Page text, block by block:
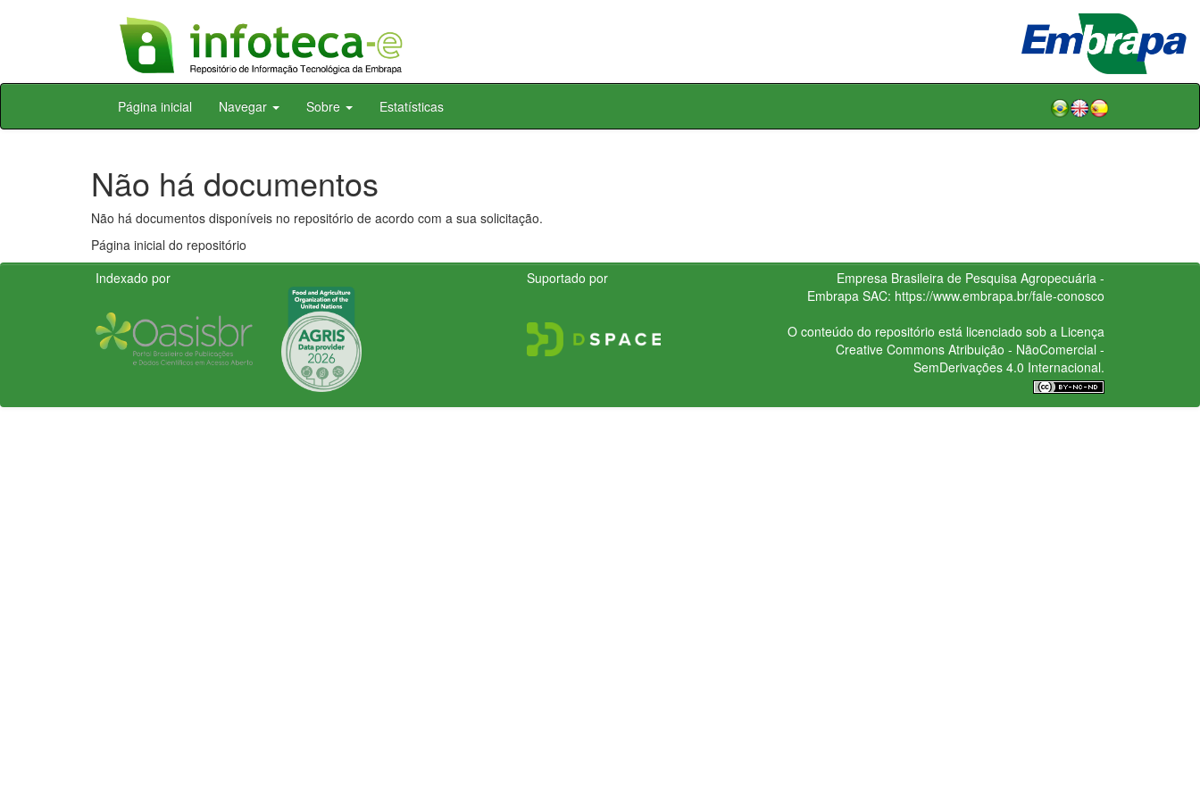
Skip
Página inicial Navegar Sobre Estatísticas
Não há documentos
Não há documentos disponíveis no repositório de acordo com a sua solicitação.
Página inicial do repositório
Indexado por
Suportado por
Empresa Brasileira de Pesquisa Agropecuária -
Embrapa SAC: https://www.embrapa.br/fale-conosco
O conteúdo do repositório está licenciado sob a Licença
Creative CommonsAtribuição - NãoComercial -
SemDerivações 4.0 Internacional.